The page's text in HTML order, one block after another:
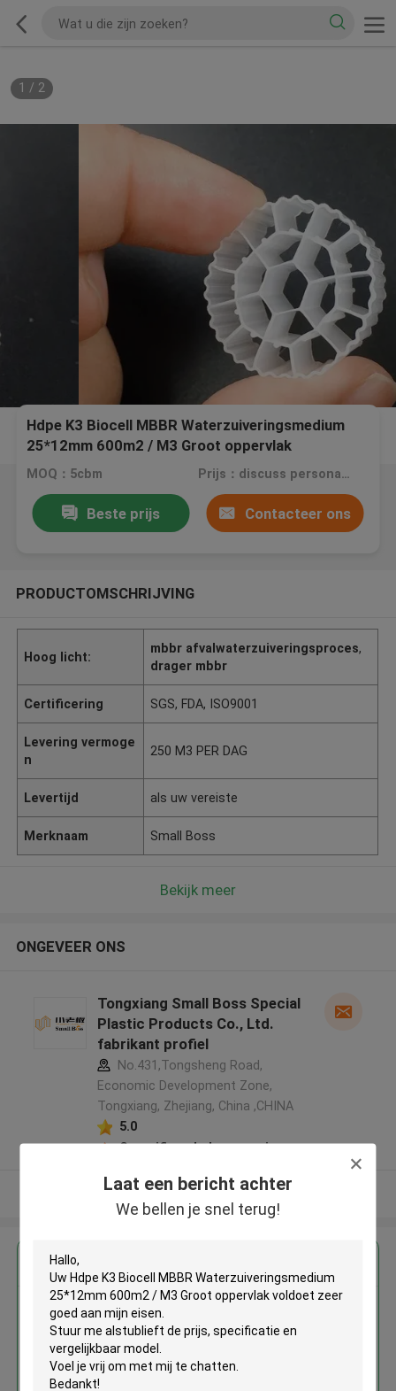
Laat een bericht achter
We bellen je snel terug!
1 / 2
Hdpe K3 Biocell MBBR Waterzuiveringsmedium
25*12mm 600m2 / M3 Groot oppervlak
MOQ：5cbm Prijs：discuss personally
Beste prijs Contacteer ons
PRODUCTOMSCHRIJVING
Hoog licht:
mbbr afvalwaterzuiveringsproces,
drager mbbr
Certificering SGS, FDA, ISO9001
Levering vermoge
n
250 M3 PER DAG
Levertijd als uw vereiste
Merknaam Small Boss
Bekijk meer
ONGEVEER ONS
Tongxiang Small Boss Special
Plastic Products Co., Ltd.
fabrikant profiel
No.431,Tongsheng Road,
Economic Development Zone,
Tongxiang, Zhejiang, China ,CHINA
5.0
Geverifieerde Leverancier
Bekijk meer
Hdpe K3 Biocell MBBR
Waterzuiveringsmedium
25*12mm 600m2 / M3 Groot
oppervlak